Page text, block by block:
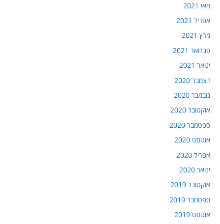
מאי 2021
אפריל 2021
מרץ 2021
פברואר 2021
ינואר 2021
דצמבר 2020
נובמבר 2020
אוקטובר 2020
ספטמבר 2020
אוגוסט 2020
אפריל 2020
ינואר 2020
אוקטובר 2019
ספטמבר 2019
אוגוסט 2019